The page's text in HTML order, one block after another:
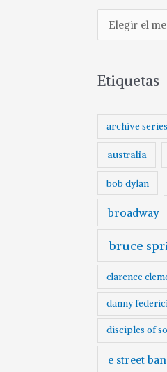
Etiquetas
archive series
australia
bob dylan
broadway
bruce
clarence
danny
disciples of
e street